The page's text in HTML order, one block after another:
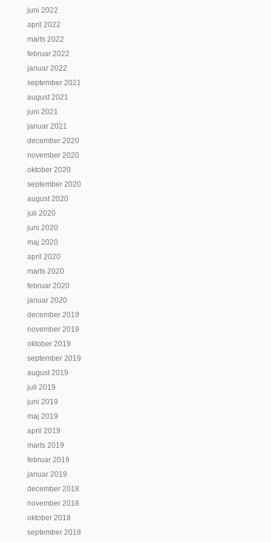
juni 2022
april 2022
marts 2022
februar 2022
januar 2022
september 2021
august 2021
juni 2021
januar 2021
december 2020
november 2020
oktober 2020
september 2020
august 2020
juli 2020
juni 2020
maj 2020
april 2020
marts 2020
februar 2020
januar 2020
december 2019
november 2019
oktober 2019
september 2019
august 2019
juli 2019
juni 2019
maj 2019
april 2019
marts 2019
februar 2019
januar 2019
december 2018
november 2018
oktober 2018
september 2018